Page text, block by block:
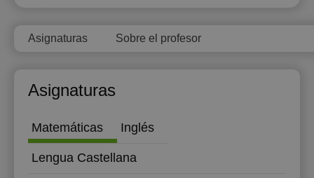
Asignaturas Sobre el profesor
Asignaturas
Matemáticas Inglés
Lengua Castellana